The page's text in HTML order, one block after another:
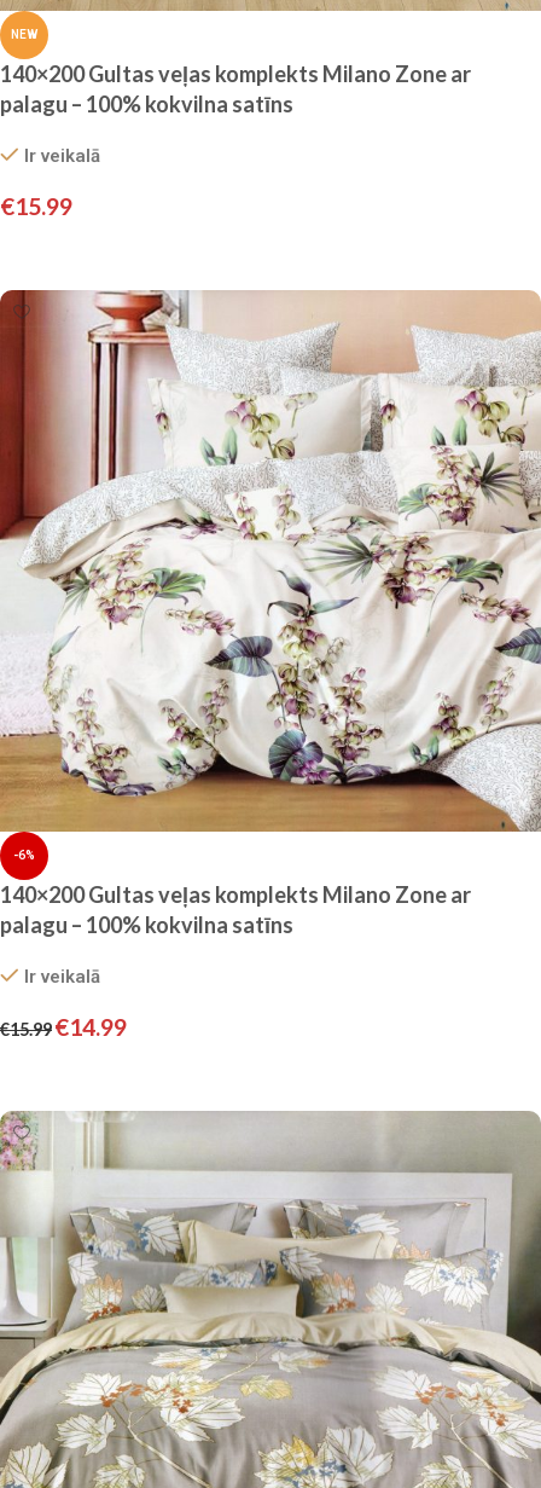
NEW
140×200 Gultas veļas komplekts Milano Zone ar
palagu – 100% kokvilna satīns
Ir veikalā
€15.99
-6%
140×200 Gultas veļas komplekts Milano Zone ar
palagu – 100% kokvilna satīns
Ir veikalā
€15.99€14.99